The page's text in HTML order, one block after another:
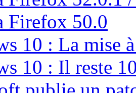
Firefox 50.0
10 : La mise
10 : Il reste